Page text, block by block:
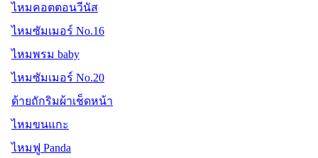
ไหมคอตตอนวีนัส
ไหมซัมเมอร์ No.16
ไหมพรม baby
ไหมซัมเมอร์ No.20
ด้ายถักริมผ้าเช็ดหน้า
ไหมขนแกะ
ไหมฟู Panda